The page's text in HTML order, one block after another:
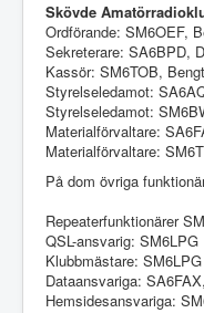
Skövde
Ordförande: SM6OEF,
Sekreterare: SA6BPD,
Kassör: SM6TOB,
Styrelseledamot:
Styrelseledamot:
Materialförvaltare:
Materialförvaltare:
På dom övriga
Repeaterfunktionärer
QSL-ansvarig: SM6LPG
Klubbmästare: SM6LPG
Dataansvariga:
Hemsidesansvariga: